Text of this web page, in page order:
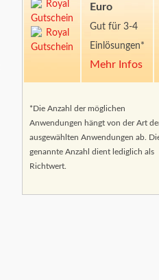
Euro
Gut für 3-4
Einlösungen*
Mehr Infos
*Die Anzahl der möglichen
Anwendungen hängt von der Art
ausgewählten Anwendungen ab.
genannte Anzahl dient lediglich als
Richtwert.